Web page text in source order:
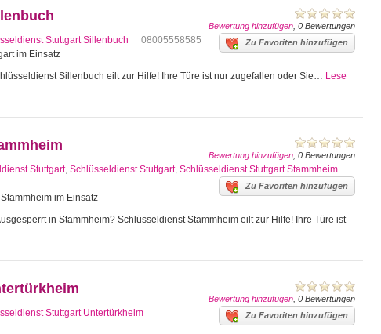
Bewertung hinzufügen , 0 Bewertungen
Stuttgart Sillenbuch Zu Favoriten hinzufügen
08005558585
im Einsatz
Sillenbuch eilt zur Hilfe! Ihre Türe ist nur zugefallen oder Sie… Lese
Bewertung hinzufügen , 0 Bewertungen
Stuttgart, Schlüsseldienst Stuttgart, Schlüsseldienst Stuttgart Stammheim
Zu Favoriten hinzufügen
im Einsatz
in Stammheim? Schlüsseldienst Stammheim eilt zur Hilfe! Ihre Türe ist
Bewertung hinzufügen , 0 Bewertungen
Stuttgart Untertürkheim Zu Favoriten hinzufügen